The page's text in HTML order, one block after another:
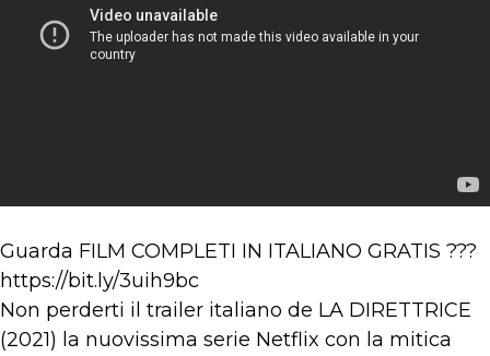
Guarda FILM COMPLETI IN ITALIANO GRATIS ???
https://bit.ly/3uih9bc
Non perderti il trailer italiano de LA DIRETTRICE
(2021) la nuovissima serie Netflix con la mitica